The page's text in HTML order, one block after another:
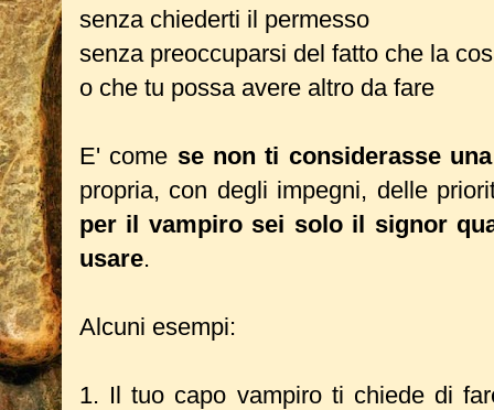
senza chiederti il permesso
senza preoccuparsi del fatto che la
o che tu possa avere altro da fare
E' come se non ti considerasse
propria, con degli impegni, delle
per il vampiro sei solo il signor
usare.
Alcuni esempi:
1. Il tuo capo vampiro ti chiede di